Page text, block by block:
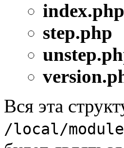
index.php
step.php
Вся эта
/local/